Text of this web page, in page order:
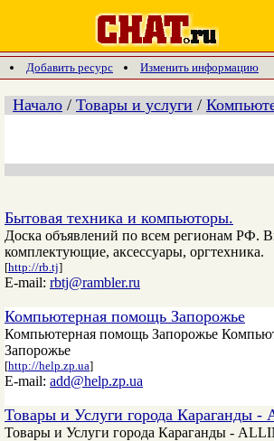
Добавить ресурс Изменить информацию
Начало / Товары и услуги /
Бытовая техника и компьюторы.
Доска объявлений по всем регионам РФ.
комплектующие, аксессуары, оргтехника.
[http://rb.tj]
E-mail: rbtj@rambler.ru
Компьютерная помощь Запорожье
Компьютерная помощь Запорожье
Запорожье
[http://help.zp.ua]
E-mail: add@help.zp.ua
Товары и Услуги города Караганды
Товары и Услуги города Караганды -